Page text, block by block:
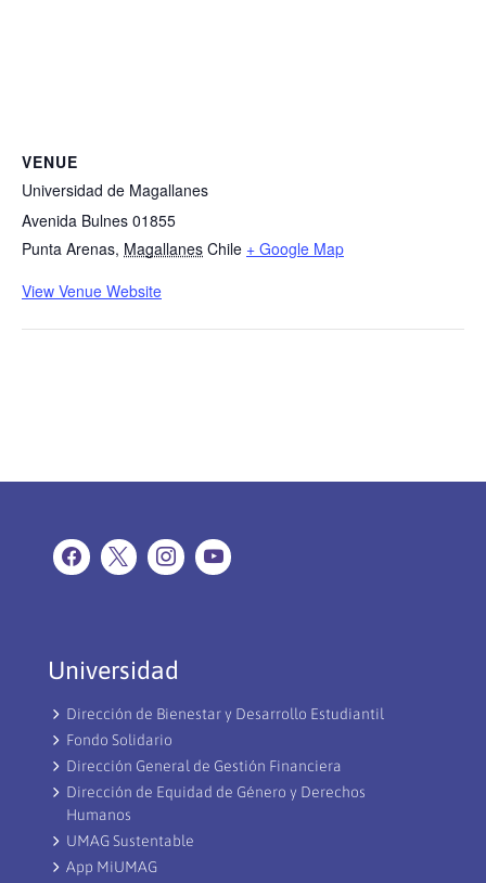
VENUE
Universidad de Magallanes
Avenida Bulnes 01855
Punta Arenas, Magallanes Chile + Google Map
View Venue Website
Universidad
Dirección de Bienestar y Desarrollo Estudiantil
Fondo Solidario
Dirección General de Gestión Financiera
Dirección de Equidad de Género y Derechos
Humanos
UMAG Sustentable
App MiUMAG